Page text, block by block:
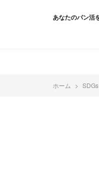
あなたのパン活
ホーム SDGs